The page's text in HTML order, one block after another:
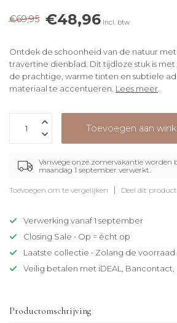
€69,95 €48,96 Incl. btw
Ontdek de schoonheid van de natuur
travertine dienblad. Dit tijdloze stuk is
de prachtige, warme tinten en subtiele
materiaal te accentueren. Lees meer.
Toevoegen aan
Vanwege onze zomervakantie worden
maandag 1 september verwerkt.
Toevoegen om te vergelijken Deel dit product
Verwerking vanaf 1 september
Closing Sale • Op = écht op
Laatste collectie • Zolang de voorraad
Veilig betalen met iDEAL,
Productomschrijving